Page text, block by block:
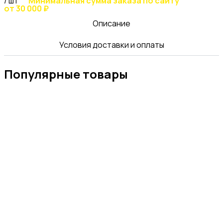
от 30 000 ₽
Описание
Условия доставки и оплаты
Популярные товары